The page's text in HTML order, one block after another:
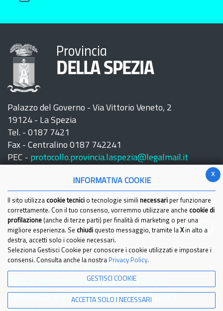
Provincia
DELLA SPEZIA
Palazzo del Governo - Via Vittorio Veneto, 2
19124 - La Spezia
Tel. - 0187 7421
Fax - Centralino 0187 742241
PEC - protocollo.provincia.laspezia@legalmail.it
Seguici su:
IBAN e pagamenti informatici
Partita Iva
Dichiarazione di Accessibilita'
Cookies Policy
x
INFORMATIVA COOKIE
Il sito utilizza cookie tecnici o tecnologie simili necessari per funzionare
correttamente. Con il tuo consenso, vorremmo utilizzare anche cookie di
profilazione (anche di terze parti) per finalità di marketing o per una
migliore esperienza. Se chiudi questo messaggio, tramite la Xin alto a
destra, accetti solo i cookie necessari.
Seleziona Gestisci Cookie per conoscere i cookie utilizzati e impostare i
consensi. Consulta anche la nostra Privacy Policy.
GESTISCI COOKIE
ACCETTA SOLO I NECESSARI